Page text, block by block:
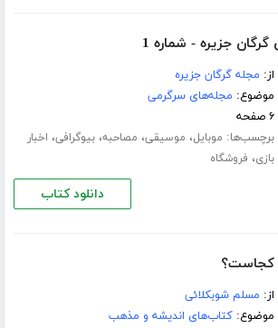
گرگان جزیره - شماره 1
از: مجله گرگان جزیره
موضوع: مجله‌های سرگرمی
۶ صفحه
برچسب‌ها: موبایل، موسیقی، مصاحبه،بیوگرافی، اخبار
بازی، فروشگاه
دانلود کتاب
کجاست؟
از: مسلم شوبکلائی
موضوع:کتاب‌های اندیشه و مذهب